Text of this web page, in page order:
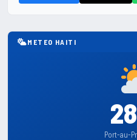
METEO HAITI
Port-au-